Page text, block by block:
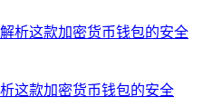
这款加密货币钱包的安全